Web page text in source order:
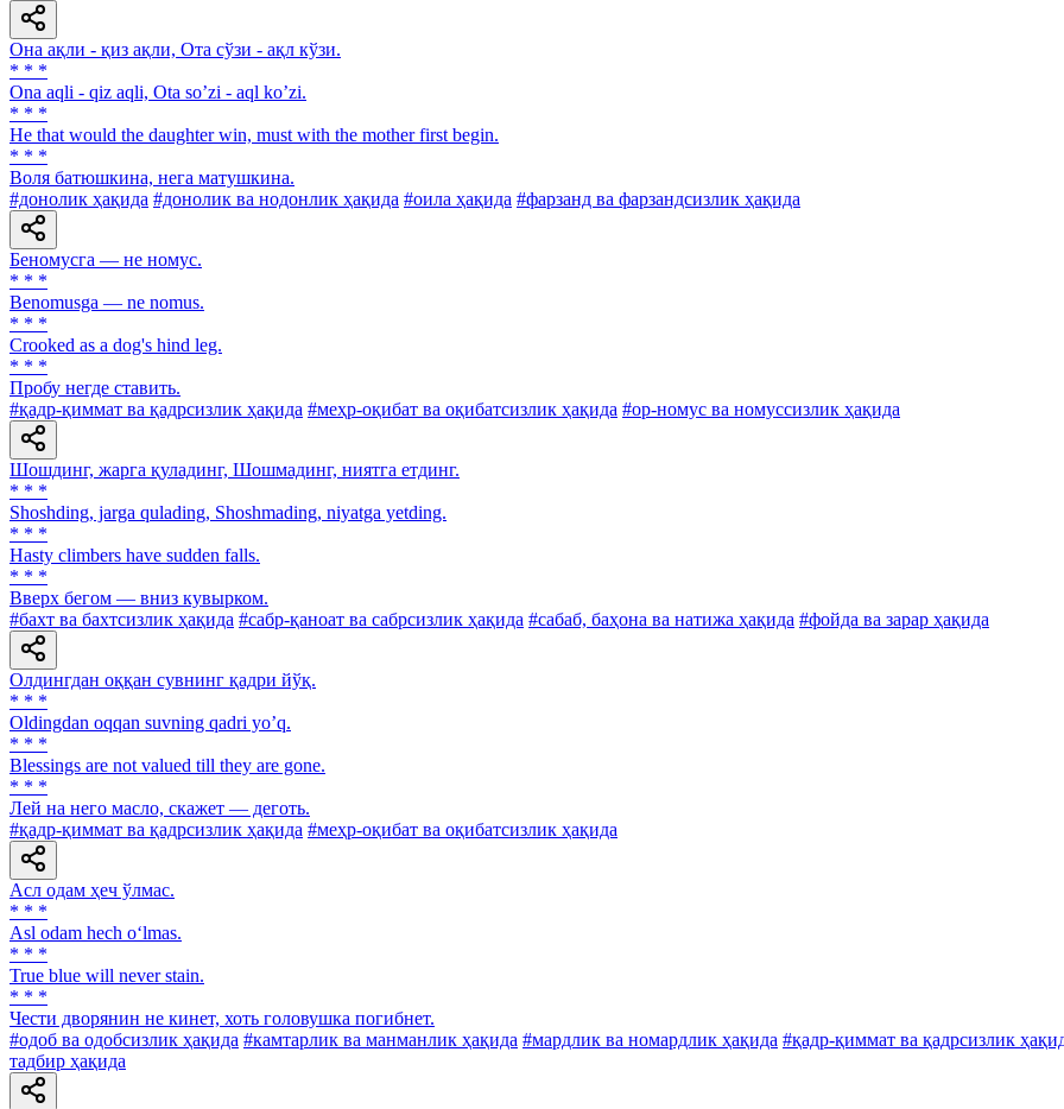
Она ақли - қиз ақли, Ота сўзи - ақл кўзи.
* * *
Ona aqli - qiz aqli, Ota soʼzi - aql koʼzi.
* * *
Не that would the daughter win, must with the mother first begin.
* * *
Воля батюшкина, нега матушкина.
#донолик ҳақида #донолик ва нодонлик ҳақида #оила ҳақида #фарзанд ва фарзандсизлик ҳақида
Беномусга — не номус.
* * *
Benomusga — ne nomus.
* * *
Crooked as a dog's hind leg.
* * *
Пробу негде ставить.
#қадр-қиммат ва қадрсизлик ҳақида #меҳр-оқибат ва оқибатсизлик ҳақида #ор-номус ва номуссизлик ҳақида
Шошдинг, жарга қуладинг, Шошмадинг, ниятга етдинг.
* * *
Shoshding, jarga qulading, Shoshmading, niyatga yetding.
* * *
Hasty climbers have sudden falls.
* * *
Вверх бегом — вниз кувырком.
#бахт ва бахтсизлик ҳақида #сабр-қаноат ва сабрсизлик ҳақида #сабаб, баҳона ва натижа ҳақида #фойда ва зарар ҳақида
Олдингдан оққан сувнинг қадри йўқ.
* * *
Oldingdan oqqan suvning qadri yoʼq.
* * *
Blessings are not valued till they are gone.
* * *
Лей на него масло, скажет — деготь.
#қадр-қиммат ва қадрсизлик ҳақида #меҳр-оқибат ва оқибатсизлик ҳақида
Асл одам ҳеч ўлмас.
* * *
Asl odam hech o‘lmas.
* * *
True blue will never stain.
* * *
Чести дворянин не кинет, хоть головушка погибнет.
#одоб ва одобсизлик ҳақида #камтарлик ва манманлик ҳақида #мардлик ва номардлик ҳақида #қадр-қиммат ва қадрсизлик
тадбир ҳақида